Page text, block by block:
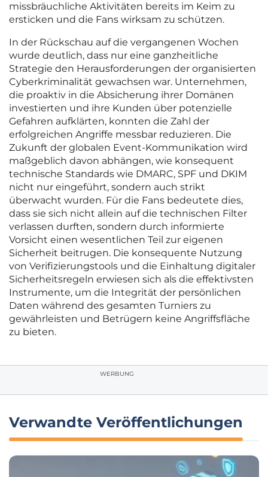
missbräuchliche Aktivitäten bereits im Keim zu
ersticken und die Fans wirksam zu schützen.
In der Rückschau auf die vergangenen Wochen
wurde deutlich, dass nur eine ganzheitliche
Strategie den Herausforderungen der organisierten
Cyberkriminalität gewachsen war. Unternehmen,
die proaktiv in die Absicherung ihrer Domänen
investierten und ihre Kunden über potenzielle
Gefahren aufklärten, konnten die Zahl der
erfolgreichen Angriffe messbar reduzieren. Die
Zukunft der globalen Event-Kommunikation wird
maßgeblich davon abhängen, wie konsequent
technische Standards wie DMARC, SPF und DKIM
nicht nur eingeführt, sondern auch strikt
überwacht wurden. Für die Fans bedeutete dies,
dass sie sich nicht allein auf die technischen Filter
verlassen durften, sondern durch informierte
Vorsicht einen wesentlichen Teil zur eigenen
Sicherheit beitrugen. Die konsequente Nutzung
von Verifizierungstools und die Einhaltung digitaler
Sicherheitsregeln erwiesen sich als die effektivsten
Instrumente, um die Integrität der persönlichen
Daten während des gesamten Turniers zu
gewährleisten und Betrügern keine Angriffsfläche
zu bieten.
WERBUNG
Verwandte Veröffentlichungen